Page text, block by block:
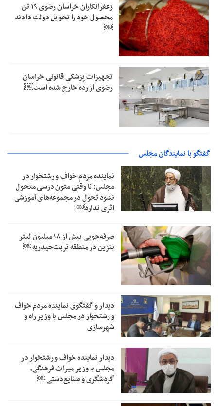
زعفرانکاران خراسان رضوی ۱۹ تن
محصول خود را تحویل دولت دادند
￼
تجهیزات پزشکی قانونی خراسان
رضوی از رده خارج شده است￼
گفتگو با نمایندگان مجلس
نماینده مردم خواف و رشتخوار در
مجلس: تا وقتی متون درسی متحول
نشود تحول در مجموعه‌های آموزشی
اثری ندارد￼
صرفه‌جویی بیش از ۱۸ میلیون لیتر
بنزین در منطقه تربت‌حیدریه￼
دیدار و گفتگوی نماینده مردم خواف
و رشتخوار در مجلس با وزیر راه و
شهرسازی
دیدار نماینده خواف و رشتخوار در
مجلس با وزیر میراث فرهنگی،
گردشگری و صنایع‌دستی￼